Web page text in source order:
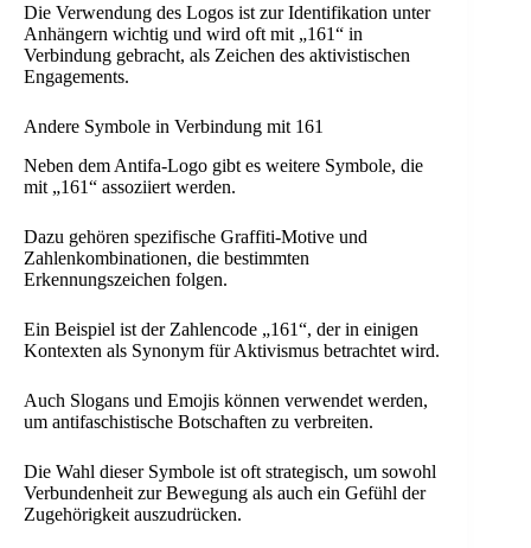
Die Verwendung des Logos ist zur Identifikation unter
Anhängern wichtig und wird oft mit „161“ in
Verbindung gebracht, als Zeichen des aktivistischen
Engagements.
Andere Symbole in Verbindung mit 161
Neben dem Antifa-Logo gibt es weitere Symbole, die
mit „161“ assoziiert werden.
Dazu gehören spezifische Graffiti-Motive und
Zahlenkombinationen, die bestimmten
Erkennungszeichen folgen.
Ein Beispiel ist der Zahlencode „161“, der in einigen
Kontexten als Synonym für Aktivismus betrachtet wird.
Auch Slogans und Emojis können verwendet werden,
um antifaschistische Botschaften zu verbreiten.
Die Wahl dieser Symbole ist oft strategisch, um sowohl
Verbundenheit zur Bewegung als auch ein Gefühl der
Zugehörigkeit auszudrücken.